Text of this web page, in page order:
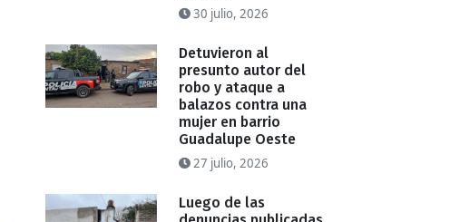
30 julio, 2026
Detuvieron al
presunto autor del
robo y ataque a
balazos contra una
mujer en barrio
Guadalupe Oeste
27 julio, 2026
Luego de las